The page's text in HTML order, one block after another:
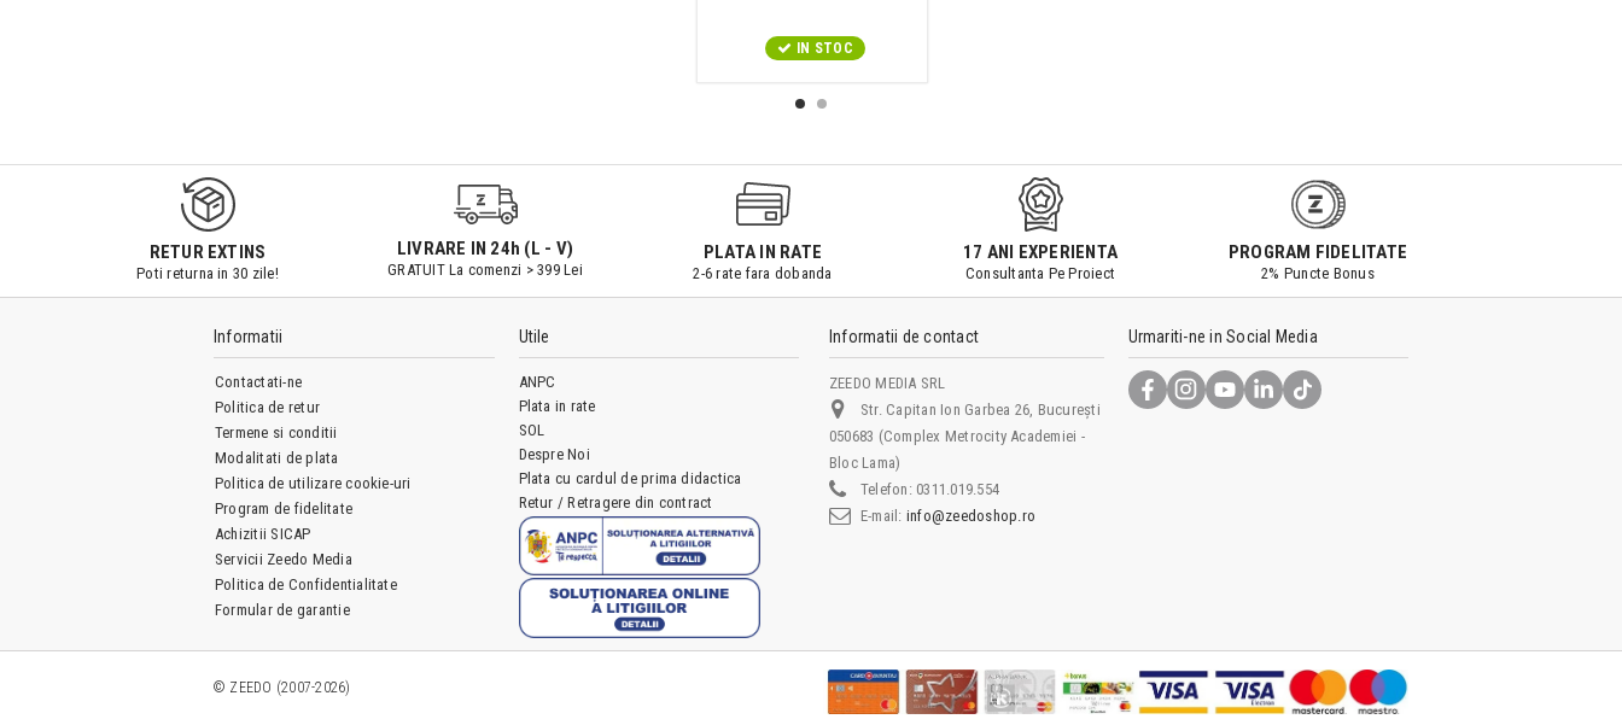
IN STOC
RETUR EXTINS
Poti returna in 30 zile!
LIVRARE IN 24h (L - V)
GRATUIT La comenzi > 399 Lei
PLATA IN RATE
2-6 rate fara dobanda
17 ANI EXPERIENTA
Consultanta Pe Proiect
PROGRAM FIDELITATE
2% Puncte Bonus
Informatii
Contactati-ne
Politica de retur
Termene si conditii
Modalitati de plata
Politica de utilizare cookie-uri
Program de fidelitate
Achizitii SICAP
Servicii Zeedo Media
Politica de Confidentialitate
Formular de garantie
Utile
ANPC
Plata in rate
SOL
Despre Noi
Plata cu cardul de prima didactica
Retur / Retragere din contract
Informatii de contact
ZEEDO MEDIA SRL
Str. Capitan Ion Garbea 26, București
050683 (Complex Metrocity Academiei -
Bloc Lama)
Telefon: 0311.019.554
E-mail: info@zeedoshop.ro
Urmariti-ne in Social Media
© ZEEDO (2007-2026)